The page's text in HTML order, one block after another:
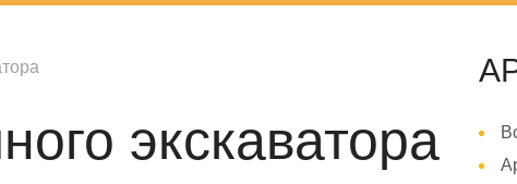
экскаватора